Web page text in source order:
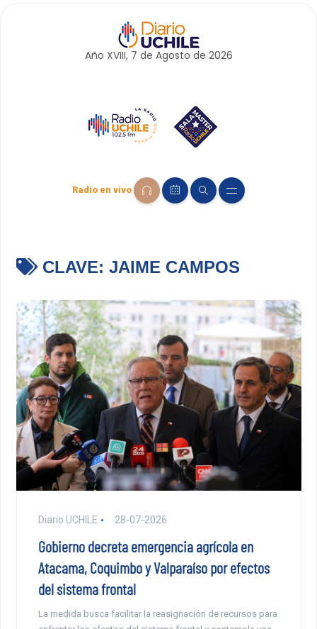
Año XVIII, 7 de Agosto de 2026
Radio en vivo
CLAVE: JAIME CAMPOS
Diario UCHILE 28-07-2026
Gobierno decreta emergencia agrícola en
Atacama, Coquimbo y Valparaíso por efectos
del sistema frontal
La medida busca facilitar la reasignación de recursos para